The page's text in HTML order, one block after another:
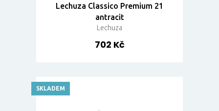
Lechuza Classico Premium 21
antracit
Lechuza
702 Kč
SKLADEM